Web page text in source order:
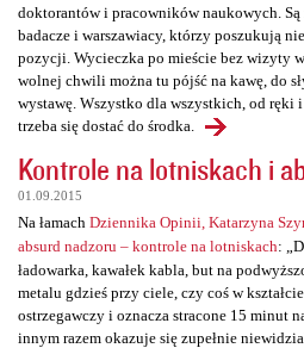
doktorantów i pracowników naukowych.
badacze i warszawiacy, którzy poszukują
pozycji. Wycieczka po mieście bez wizyty
wolnej chwili można tu pójść na kawę, do
wystawę. Wszystko dla wszystkich, od ręki
trzeba się dostać do środka.
Kontrole na lotniskach i
01.09.2015
Na łamach Dziennika Opinii, Katarzyna
absurd nadzoru – kontrole na lotniskach:
ładowarka, kawałek kabla, but na
metalu gdzieś przy ciele, czy coś w
ostrzegawczy i oznacza stracone 15 minut
innym razem okazuje się zupełnie